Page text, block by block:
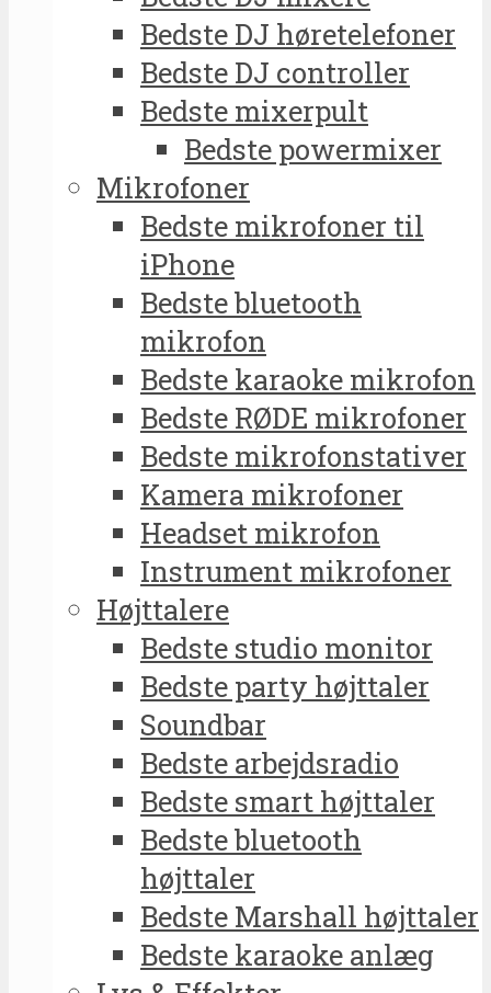
Bedste DJ høretelefoner
Bedste DJ controller
Bedste mixerpult
Bedste powermixer
Mikrofoner
Bedste mikrofoner til
iPhone
Bedste bluetooth
mikrofon
Bedste karaoke mikrofon
Bedste RØDE mikrofoner
Bedste mikrofonstativer
Kamera mikrofoner
Headset mikrofon
Instrument mikrofoner
Højttalere
Bedste studio monitor
Bedste party højttaler
Soundbar
Bedste arbejdsradio
Bedste smart højttaler
Bedste bluetooth
højttaler
Bedste Marshall højttaler
Bedste karaoke anlæg